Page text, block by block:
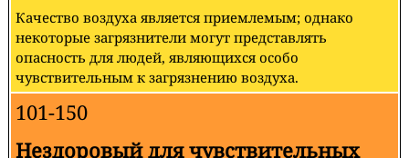
Качество воздуха является приемлемым; однако
некоторые загрязнители могут представлять
опасность для людей, являющихся особо
чувствительным к загрязнению воздуха.
101-150
Нездоровый для чувствительных